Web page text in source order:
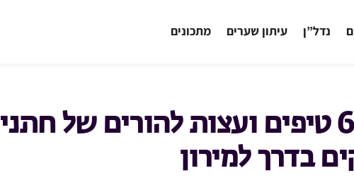
נדל”ן עיתון שערים מתכונים
‘שערים’ מגיש: 60 טיפים ועצות להורים של חתני
בדרך למירון